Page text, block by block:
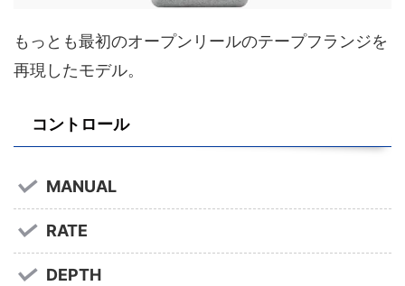
もっとも最初のオープンリールのテープフランジを
再現したモデル。
コントロール
MANUAL
RATE
DEPTH